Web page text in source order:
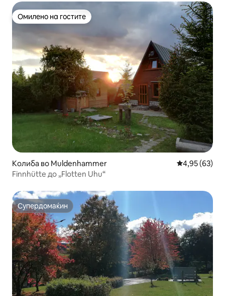
Омилено на гостите
Омилено на гостите
Колиба во Muldenhammer Просечна
4,95 (63)
Finnhütte до „Flotten Uhu“
Супердомаќин
Супердомаќин